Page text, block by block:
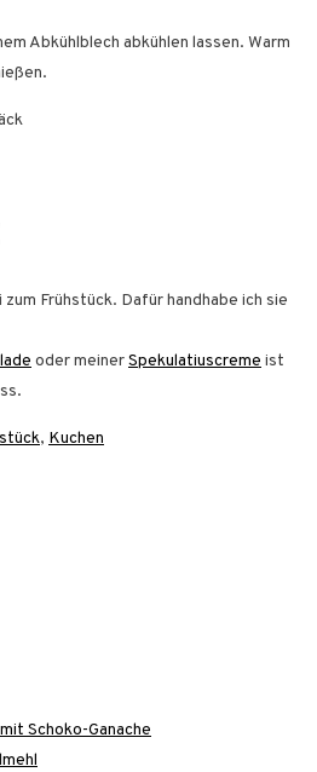
Abkühlblech abkühlen lassen. Warm
Frühstück. Dafür handhabe ich sie
oder meinerSpekulatiuscreme ist
, Kuchen
Schoko-Ganache